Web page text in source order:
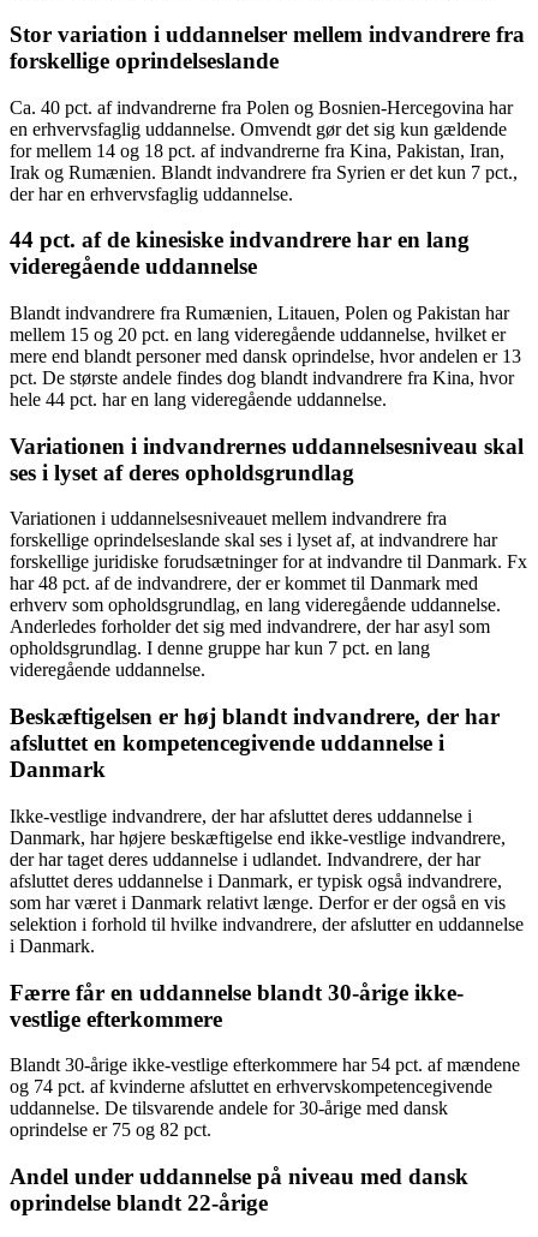
Stor variation i uddannelser mellem indvandrere fra
forskellige oprindelseslande
Ca. 40 pct. af indvandrerne fra Polen og Bosnien-Hercegovina har
en erhvervsfaglig uddannelse. Omvendt gør det sig kun gældende
for mellem 14 og 18 pct. af indvandrerne fra Kina, Pakistan, Iran,
Irak og Rumænien. Blandt indvandrere fra Syrien er det kun 7 pct.,
der har en erhvervsfaglig uddannelse.
44 pct. af de kinesiske indvandrere har en lang
videregående uddannelse
Blandt indvandrere fra Rumænien, Litauen, Polen og Pakistan har
mellem 15 og 20 pct. en lang videregående uddannelse, hvilket er
mere end blandt personer med dansk oprindelse, hvor andelen er 13
pct. De største andele findes dog blandt indvandrere fra Kina, hvor
hele 44 pct. har en lang videregående uddannelse.
Variationen i indvandrernes uddannelsesniveau skal
ses i lyset af deres opholdsgrundlag
Variationen i uddannelsesniveauet mellem indvandrere fra
forskellige oprindelseslande skal ses i lyset af, at indvandrere har
forskellige juridiske forudsætninger for at indvandre til Danmark. Fx
har 48 pct. af de indvandrere, der er kommet til Danmark med
erhverv som opholdsgrundlag, en lang videregående uddannelse.
Anderledes forholder det sig med indvandrere, der har asyl som
opholdsgrundlag. I denne gruppe har kun 7 pct. en lang
videregående uddannelse.
Beskæftigelsen er høj blandt indvandrere, der har
afsluttet en kompetencegivende uddannelse i
Danmark
Ikke-vestlige indvandrere, der har afsluttet deres uddannelse i
Danmark, har højere beskæftigelse end ikke-vestlige indvandrere,
der har taget deres uddannelse i udlandet. Indvandrere, der har
afsluttet deres uddannelse i Danmark, er typisk også indvandrere,
som har været i Danmark relativt længe. Derfor er der også en vis
selektion i forhold til hvilke indvandrere, der afslutter en uddannelse
i Danmark.
Færre får en uddannelse blandt 30-årige ikke-
vestlige efterkommere
Blandt 30-årige ikke-vestlige efterkommere har 54 pct. af mændene
og 74 pct. af kvinderne afsluttet en erhvervskompetencegivende
uddannelse. De tilsvarende andele for 30-årige med dansk
oprindelse er 75 og 82 pct.
Andel under uddannelse på niveau med dansk
oprindelse blandt 22-årige